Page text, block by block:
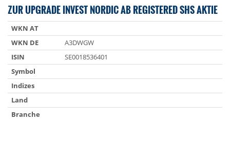
ZUR UPGRADE INVEST NORDIC AB REGISTERED SHS AKTIE
WKN AT
WKN DE
A3DWGW
ISIN
SE0018536401
Symbol
Indizes
Land
Branche